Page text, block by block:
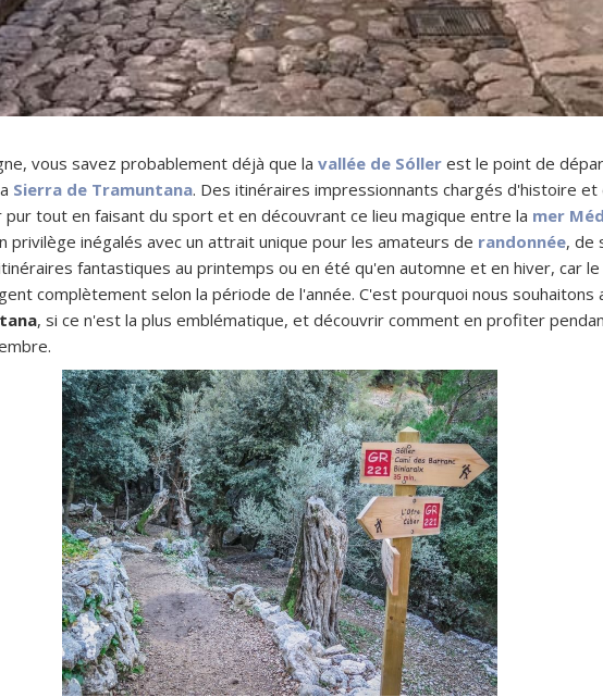
vous savez probablement déjà que la vallée de Sóller est le point de
Sierra de Tramuntana. Des itinéraires impressionnants chargés d'histoire
tout en faisant du sport et en découvrant ce lieu magique entre la mer
privilège inégalés avec un attrait unique pour les amateurs de randonnée, de
fantastiques au printemps ou en été qu'en automne et en hiver, car
complètement selon la période de l'année. C'est pourquoi nous souhaitons
, si ce n'est la plus emblématique, et découvrir comment en profiter